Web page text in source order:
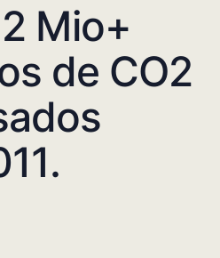
Mio+
de CO2